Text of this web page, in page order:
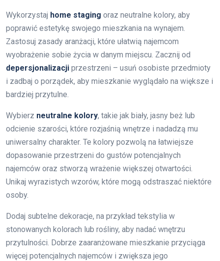
Wykorzystaj home staging oraz neutralne kolory, aby
poprawić estetykę swojego mieszkania na wynajem.
Zastosuj zasady aranżacji, które ułatwią najemcom
wyobrażenie sobie życia w danym miejscu. Zacznij od
depersjonalizacji przestrzeni – usuń osobiste przedmioty
i zadbaj o porządek, aby mieszkanie wyglądało na większe i
bardziej przytulne.
Wybierz neutralne kolory, takie jak biały, jasny beż lub
odcienie szarości, które rozjaśnią wnętrze i nadadzą mu
uniwersalny charakter. Te kolory pozwolą na łatwiejsze
dopasowanie przestrzeni do gustów potencjalnych
najemców oraz stworzą wrażenie większej otwartości.
Unikaj wyrazistych wzorów, które mogą odstraszać niektóre
osoby.
Dodaj subtelne dekoracje, na przykład tekstylia w
stonowanych kolorach lub rośliny, aby nadać wnętrzu
przytulności. Dobrze zaaranżowane mieszkanie przyciąga
więcej potencjalnych najemców i zwiększa jego